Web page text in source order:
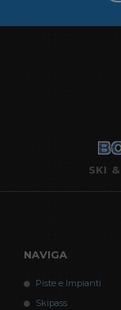
SKI
NAVIGA
Piste e Impianti
Skipass